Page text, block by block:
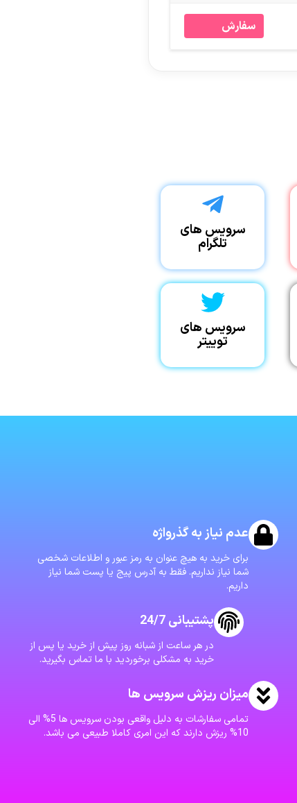
سفارش
سرویس های
تلگرام
سرویس های
توییتر
عدم نیاز به گذرواژه
برای خرید به هیچ عنوان به رمز عبور و اطلاعات شخصی
شما نیاز نداریم. فقط به آدرس پیج یا پست شما نیاز
داریم.
پشتیبانی 24/7
در هر ساعت از شبانه روز پیش از خرید یا پس از
خرید به مشکلی برخوردید با ما تماس بگیرید.
میزان ریزش سرویس ها
تمامی سفارشات به دلیل واقعی بودن سرویس ها 5% الی
10% ریزش دارند که این امری کاملا طبیعی می باشد.